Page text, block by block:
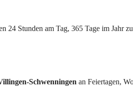
24 Stunden am Tag, 365 Tage im Jahr
Schwenningen an Feiertagen,